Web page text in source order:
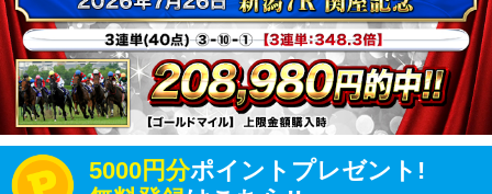
5000円分ポイントプレゼント!